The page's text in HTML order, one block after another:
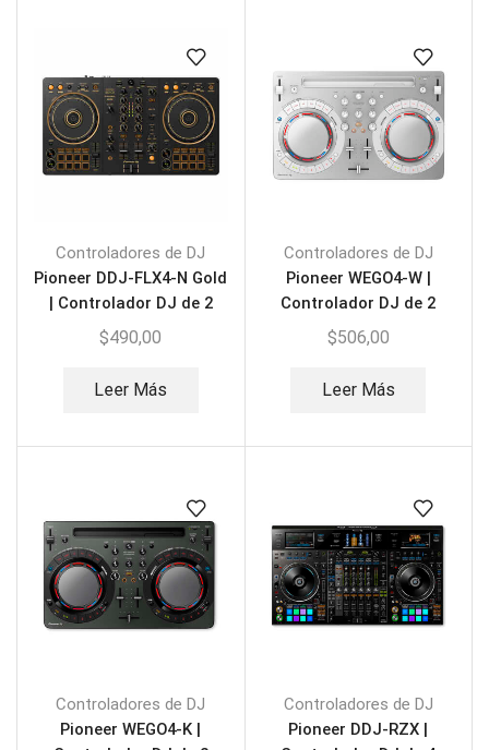
Controladores de DJ
Pioneer DDJ-FLX4-N Gold
| Controlador DJ de 2
canales
$490,00
Leer Más
Controladores de DJ
Pioneer WEGO4-W |
Controlador DJ de 2
canales
$506,00
Leer Más
Controladores de DJ
Pioneer WEGO4-K |
Controladores de DJ
Pioneer DDJ-RZX |